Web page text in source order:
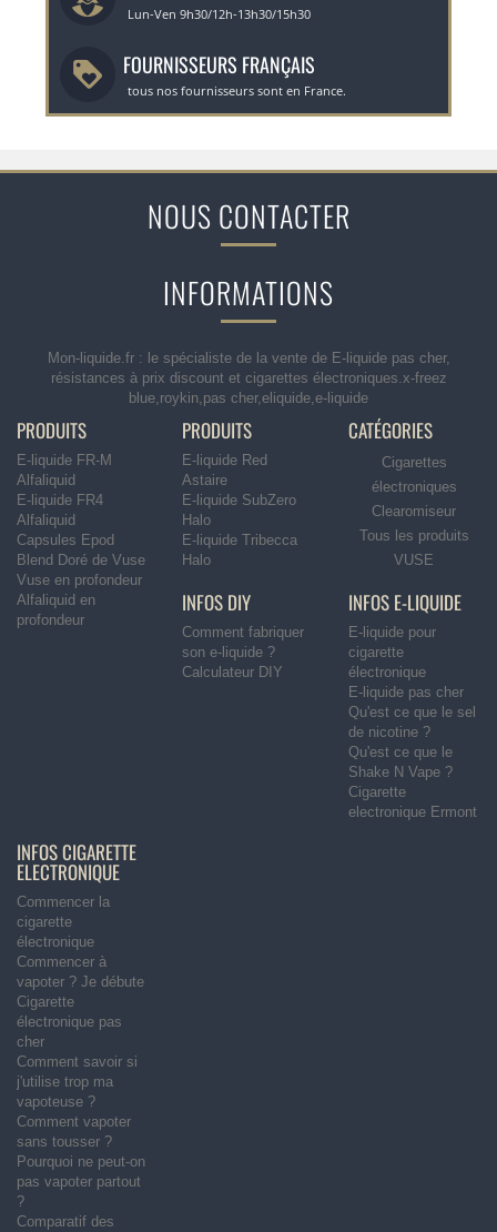
Lun-Ven 9h30/12h-13h30/15h30
FOURNISSEURS FRANÇAIS
tous nos fournisseurs sont en France.
NOUS CONTACTER
INFORMATIONS
Mon-liquide.fr : le spécialiste de la vente de E-liquide pas cher,
résistances à prix discount et cigarettes électroniques.x-freez
blue,roykin,pas cher,eliquide,e-liquide
PRODUITS
E-liquide FR-M
Alfaliquid
E-liquide FR4
Alfaliquid
Capsules Epod
Blend Doré de Vuse
Vuse en profondeur
Alfaliquid en
profondeur
PRODUITS
E-liquide Red
Astaire
E-liquide SubZero
Halo
E-liquide Tribecca
Halo
CATÉGORIES
Cigarettes
électroniques
Clearomiseur
Tous les produits
VUSE
INFOS DIY
Comment fabriquer
son e-liquide ?
Calculateur DIY
INFOS E-LIQUIDE
E-liquide pour
cigarette
électronique
E-liquide pas cher
Qu'est ce que le sel
de nicotine ?
Qu'est ce que le
Shake N Vape ?
Cigarette
electronique Ermont
INFOS CIGARETTE
ELECTRONIQUE
Commencer la
cigarette
électronique
Commencer à
vapoter ? Je débute
Cigarette
électronique pas
cher
Comment savoir si
j'utilise trop ma
vapoteuse ?
Comment vapoter
sans tousser ?
Pourquoi ne peut-on
pas vapoter partout
?
Comparatif des